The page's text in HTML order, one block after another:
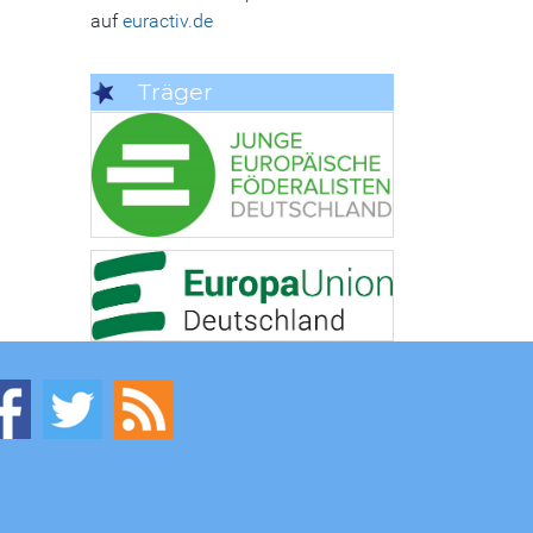
aufeuractiv.de
Träger